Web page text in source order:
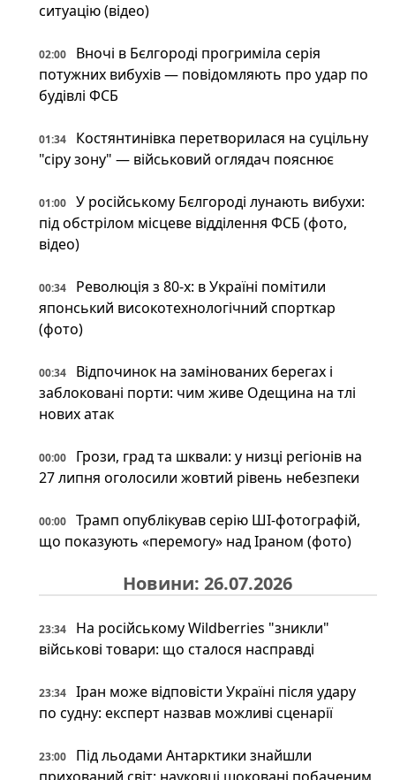
ситуацію (відео)
02:00
Вночі в Бєлгороді прогриміла серія
потужних вибухів — повідомляють про удар по
будівлі ФСБ
01:34
Костянтинівка перетворилася на суцільну
"сіру зону" — військовий оглядач пояснює
01:00
У російському Бєлгороді лунають вибухи:
під обстрілом місцеве відділення ФСБ (фото,
відео)
00:34
Революція з 80-х: в Україні помітили
японський високотехнологічний спорткар
(фото)
00:34
Відпочинок на замінованих берегах і
заблоковані порти: чим живе Одещина на тлі
нових атак
00:00
Грози, град та шквали: у низці регіонів на
27 липня оголосили жовтий рівень небезпеки
00:00
Трамп опублікував серію ШІ-фотографій,
що показують «перемогу» над Іраном (фото)
Новини: 26.07.2026
23:34
На російському Wildberries "зникли"
військові товари: що сталося насправді
23:34
Іран може відповісти Україні після удару
по судну: експерт назвав можливі сценарії
23:00
Під льодами Антарктики знайшли